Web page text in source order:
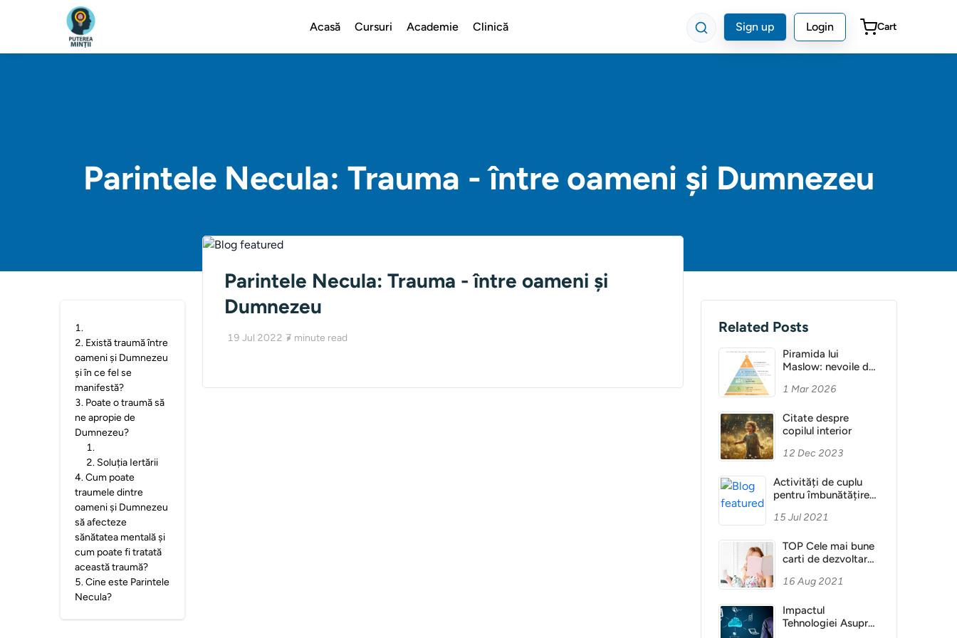
Acasă Cursuri Academie Clinică Sign up Login Cart
Parintele Necula: Trauma - între oameni și Dumnezeu
1.
2. Există traumă între
oameni și Dumnezeu
și în ce fel se
manifestă?
3. Poate o traumă să
ne apropie de
Dumnezeu?
1.
2. Soluția Iertării
4.Cum poate
traumele dintre
oameni și Dumnezeu
să afecteze
sănătatea mentală și
cum poate fi tratată
această traumă?
5.Cine este Parintele
Necula?
Parintele Necula: Trauma - între oameni și
Dumnezeu
19 Jul 2022 7 minute read
Related Posts
Piramida lui
Maslow: nevoile de
umană
1 Mar 2026
Citate despre
copilul interior
12 Dec 2023
Activități de cuplu
pentru îmbunătățirea
15 Jul 2021
TOP Cele mai bune
carti de dezvoltare
16 Aug 2021
Impactul
Tehnologiei Asupra